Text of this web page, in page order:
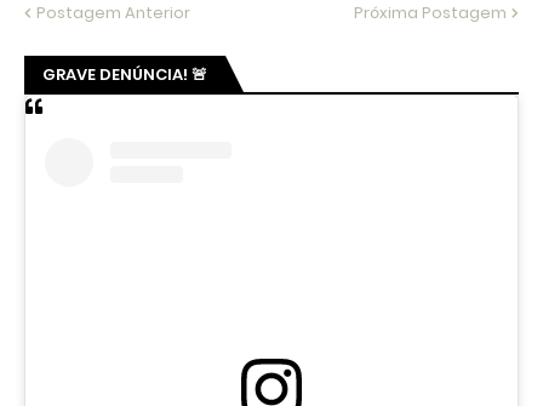
Postagem Anterior Próxima Postagem
GRAVE DENÚNCIA! 🚨